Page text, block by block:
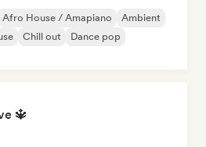
Afro House / Amapiano
Ambient
Chill out
Dance pop
🔱